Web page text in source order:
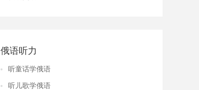
俄语听力
听童话学俄语
听儿歌学俄语